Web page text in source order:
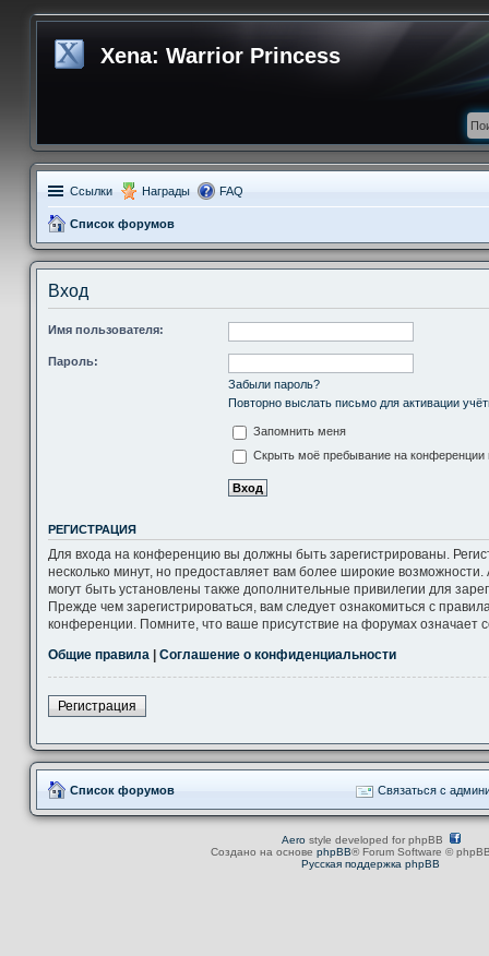
Xena: Warrior Princess
Ссылки Награды FAQ
Список форумов
Вход
Имя пользователя:
Пароль:
Забыли пароль?
Повторно выслать письмо для активации
Запомнить меня
Скрыть моё пребывание на конференции
РЕГИСТРАЦИЯ
Для входа на конференцию вы должны быть зарегистрированы.
несколько минут, но предоставляет вам более широкие
могут быть установлены также дополнительные привилегии для
Прежде чем зарегистрироваться, вам следует ознакомиться с
конференции. Помните, что ваше присутствие на форумах означает
Общие правила
Соглашение о конфиденциальности
Регистрация
Список форумов Связаться с
Aerostyle developed for phpBB
Создано на основе phpBB® Forum Software ©
Русская поддержка phpBB